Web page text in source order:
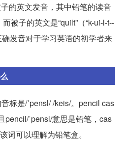
的英文发音，其中铅笔的读音
而被子的英文是“quilt”（“k-ui-l-t--
发音对于学习英语的初学者来
标是/ˈpensl/ /keis/。pencil cas
pencil/ˈpensl/意思是铅笔，cas
词可以理解为铅笔盒。